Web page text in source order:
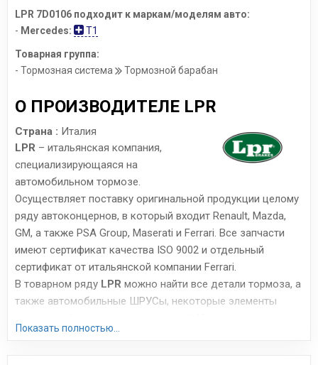
LPR 7D0106 подходит к маркам/моделям авто:
- Mercedes: T1
Товарная группа:
- Тормозная система
Тормозной барабан
О ПРОИЗВОДИТЕЛЕ LPR
Страна : Италия
LPR – итальянская компания,
специализирующаяся на
автомобильном тормозе.
Осуществляет поставку оригинальной продукции целому
ряду автоконцернов, в который входит Renault, Mazda,
GM, а также PSA Group, Maserati и Ferrari. Все запчасти
имеют сертификат качества ISO 9002 и отдельный
сертификат от итальянской компании Ferrari.
В товарном ряду LPR можно найти все детали тормоза, а
также автомобильные ШРУСы, некоторые элементы
запчасти, производимые всего на 4 заводах, отличаются
Показать полностью...